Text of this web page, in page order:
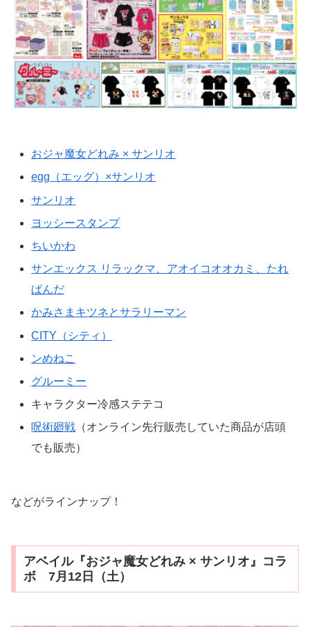
おジャ魔女どれみ × サンリオ
egg（エッグ）×サンリオ
サンリオ
ヨッシースタンプ
ちいかわ
サンエックス リラックマ、アオイコオオカミ、たれ
ぱんだ
かみさまキツネとサラリーマン
CITY（シティ）
ンめねこ
グルーミー
キャラクター冷感ステテコ
呪術廻戦 （オンライン先行販売していた商品が店頭
でも販売）
などがラインナップ！
アベイル『おジャ魔女どれみ × サンリオ』コラ
ボ 7月12日（土）